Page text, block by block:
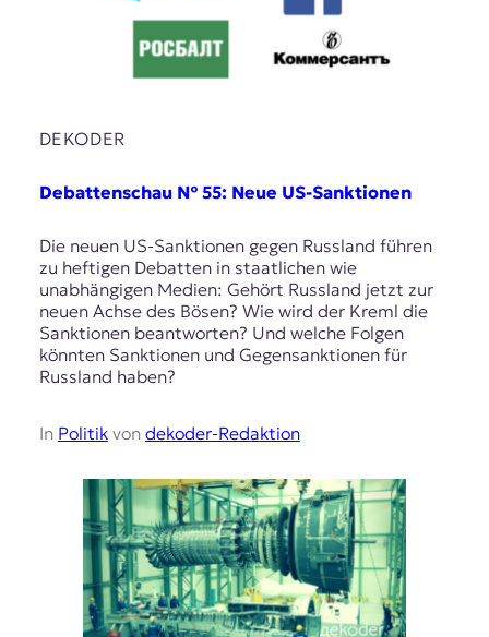
DEKODER
Debattenschau № 55: Neue US-Sanktionen
Die neuen US-Sanktionen gegen Russland führen
zu heftigen Debatten in staatlichen wie
unabhängigen Medien: Gehört Russland jetzt zur
neuen Achse des Bösen? Wie wird der Kreml die
Sanktionen beantworten? Und welche Folgen
könnten Sanktionen und Gegensanktionen für
Russland haben?
In Politikvon dekoder-Redaktion